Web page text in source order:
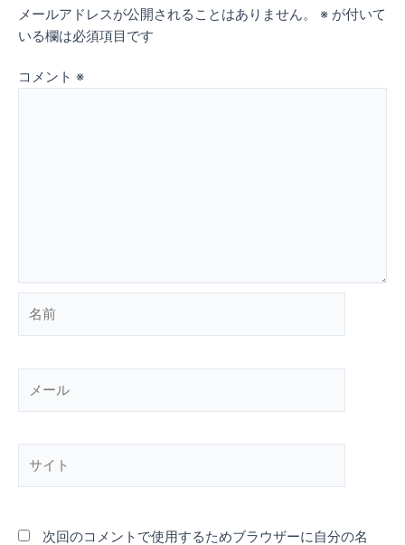
メールアドレスが公開されることはありません。 ※ が付いて
いる欄は必須項目です
コメント ※
ー
次回のコメントで使用するためブラウザーに自分の名